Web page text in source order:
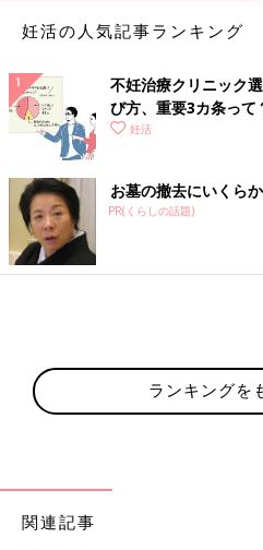
妊活の人気記事ランキング
不妊治療クリニック
び方、重要3カ条って
妊活
お墓の撤去にいくら
PR(くらしの話題)
ランキングを
関連記事